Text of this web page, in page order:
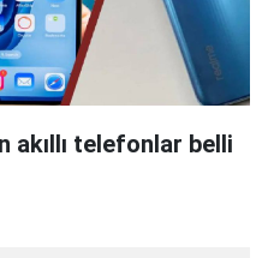
akıllı telefonlar belli